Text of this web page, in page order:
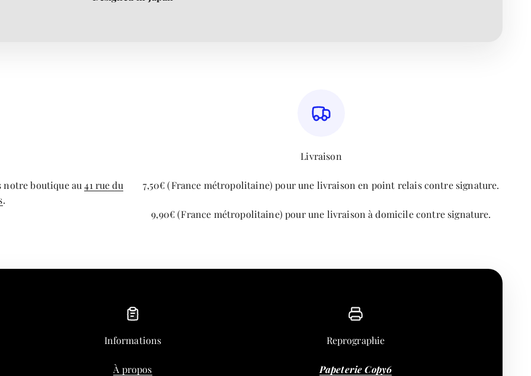
notre boutique au41 rue du
.
Livraison
7,50€ (France métropolitaine) pour une livraison en point relais contre signature.
9,90€ (France métropolitaine) pour une livraison à domicile contre signature.
Informations
À propos
Reprographie
Papeterie Copy6